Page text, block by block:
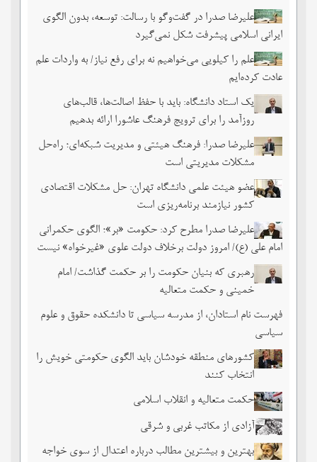
علیرضا صدرا در گفت‌وگو با رسالت: توسعه، بدون الگوی
ایرانی اسلامی پیشرفت شکل نمی‌گیرد
علم را کیلویی می‌خواهیم نه برای رفع نیاز/ به واردات علم
عادت کرده‌ایم
یک استاد دانشگاه: باید با حفظ اصالت‌ها، قالب‌های
روزآمد را برای ترویج فرهنگ عاشورا ارائه بدهیم
علیرضا صدرا: فرهنگ هیئتی و مدیریت شبکه‌ای؛ راه‌حل
مشکلات مدیریتی است
عضو هیئت علمی دانشگاه تهران: حل مشکلات اقتصادی
کشور نیازمند برنامه‌ریزی است
علیرضا صدرا مطرح کرد: حکومت «بر»؛ الگوی حکمرانی
امام علی (ع)/ امروز دولت برخلاف دولت علوی «غیرخواه» نیست
رهبری که بنیان حکومت را بر حکمت گذاشت/ امام
خمینی و حکمت متعالیه
فهرست نام استادان، از مدرسه سیاسی تا دانشکده حقوق و علوم
سیاسی
کشورهای منطقه خودشان باید الگوی حکومتی خویش را
انتخاب کنند
حکمت متعالیه و انقلاب اسلامی
آزادی از مکاتب غربی و شرقی
بهترین و بیشترین مطالب درباره اعتدال از سوی خواجه